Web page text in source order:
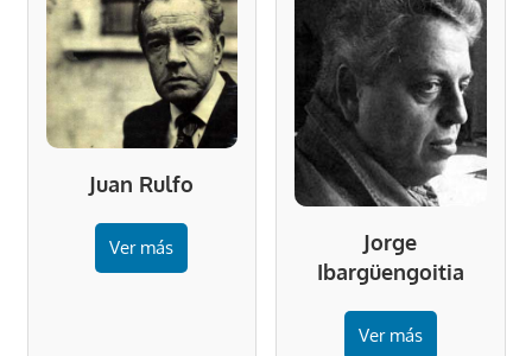
Juan Rulfo
Ver más
Jorge
Ibargüengoitia
Ver más